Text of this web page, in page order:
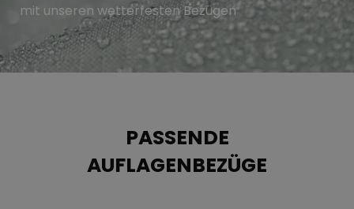
mit unseren wetterfesten Bezügen
PASSENDE
AUFLAGENBEZÜGE